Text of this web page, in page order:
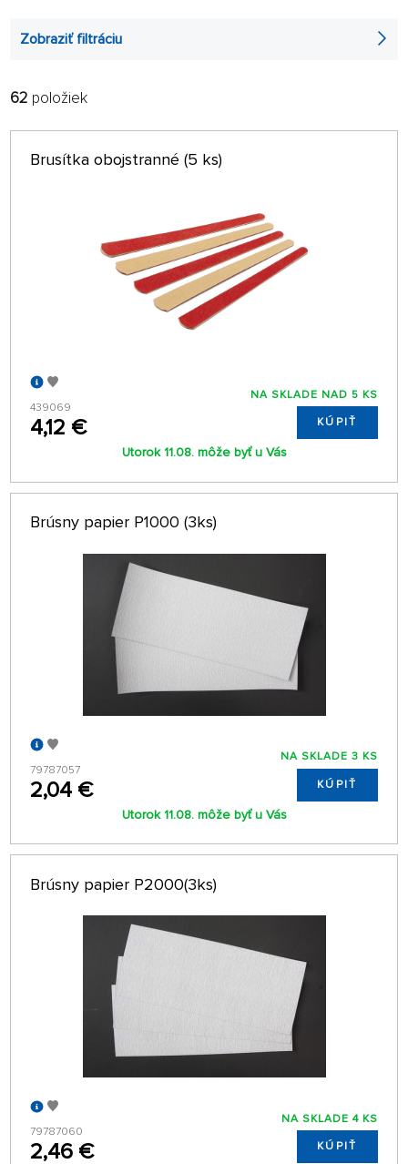
Zobraziť filtráciu
FILTROVAŤ:
ABECEDNE
62 položiek
Brusítka obojstranné (5 ks)
439069
4,12 €
NA SKLADE NAD 5 KS
KÚPIŤ
Utorok 11.08. môže byť u Vás
Brúsny papier P1000 (3ks)
79787057
2,04 €
NA SKLADE 3 KS
KÚPIŤ
Utorok 11.08. môže byť u Vás
Brúsny papier P2000(3ks)
79787060
2,46 €
NA SKLADE 4 KS
KÚPIŤ